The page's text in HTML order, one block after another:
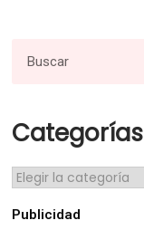
Categorías
Publicidad